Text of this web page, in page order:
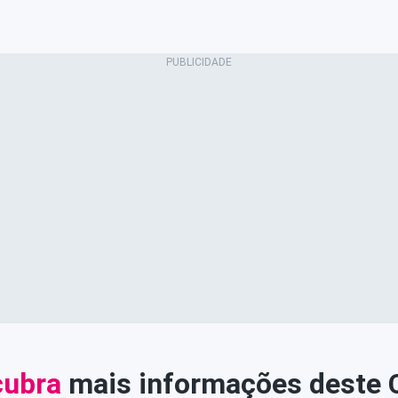
mais informações deste